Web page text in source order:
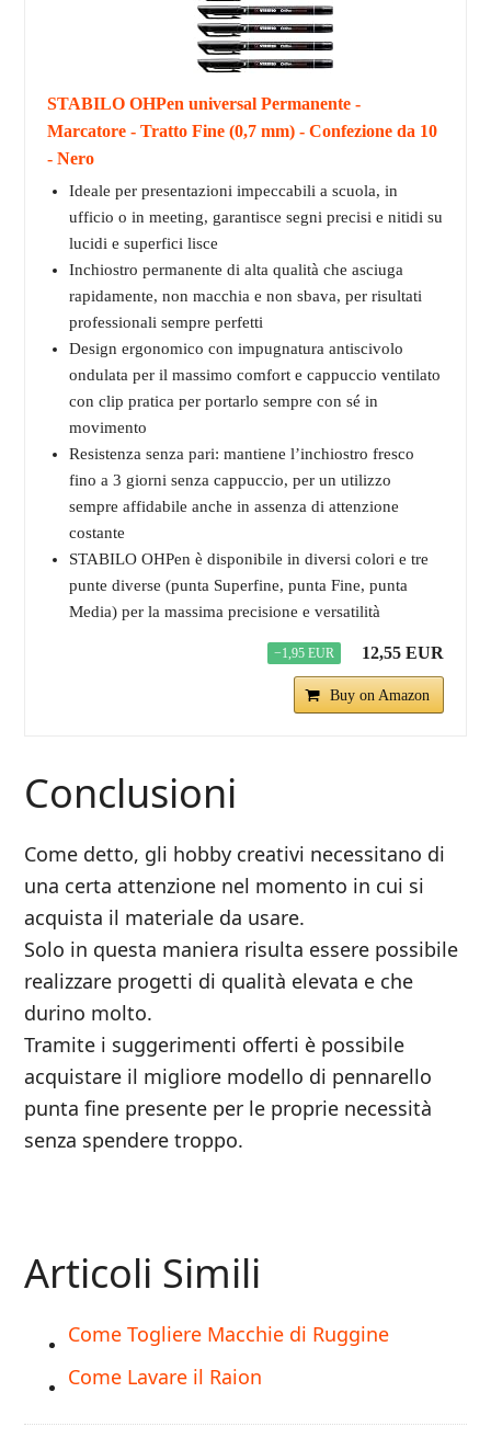
STABILO OHPen universal Permanente -
Marcatore - Tratto Fine (0,7 mm) - Confezione da 10
- Nero
Ideale per presentazioni impeccabili a scuola, in
ufficio o in meeting, garantisce segni precisi e nitidi su
lucidi e superfici lisce
Inchiostro permanente di alta qualità che asciuga
rapidamente, non macchia e non sbava, per risultati
professionali sempre perfetti
Design ergonomico con impugnatura antiscivolo
ondulata per il massimo comfort e cappuccio ventilato
con clip pratica per portarlo sempre con sé in
movimento
Resistenza senza pari: mantiene l’inchiostro fresco
fino a 3 giorni senza cappuccio, per un utilizzo
sempre affidabile anche in assenza di attenzione
costante
STABILO OHPen è disponibile in diversi colori e tre
punte diverse (punta Superfine, punta Fine, punta
Media) per la massima precisione e versatilità
−1,95 EUR 12,55 EUR
Buy on Amazon
Conclusioni
Come detto, gli hobby creativi necessitano di
una certa attenzione nel momento in cui si
acquista il materiale da usare.
Solo in questa maniera risulta essere possibile
realizzare progetti di qualità elevata e che
durino molto.
Tramite i suggerimenti offerti è possibile
acquistare il migliore modello di pennarello
punta fine presente per le proprie necessità
senza spendere troppo.
Articoli Simili
Come Togliere Macchie di Ruggine
Come Lavare il Raion